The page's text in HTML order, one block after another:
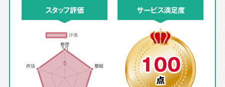
スタッフ評価 サービス満足度
100
点